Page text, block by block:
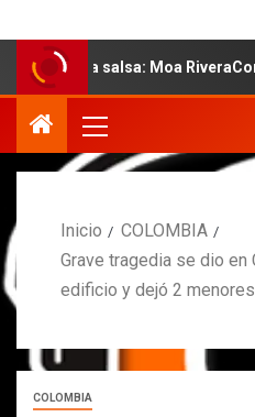
salsa: Moa RiveraComunicado
Inicio
COLOMBIA
Grave tragedia se dio en
edificio y dejó 2
COLOMBIA